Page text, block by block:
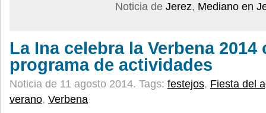
Noticia de Jerez, Mediano en
La Ina celebra la Verbena
programa de actividades
Noticia de 11 agosto 2014. Tags: festejos, Fiesta del
verano, Verbena